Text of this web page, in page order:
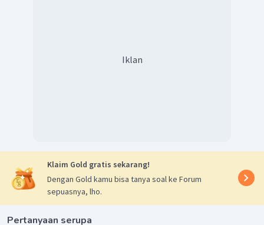
Iklan
Klaim Gold gratis sekarang!
Dengan Gold kamu bisa tanya soal ke Forum
sepuasnya, lho.
Pertanyaan serupa